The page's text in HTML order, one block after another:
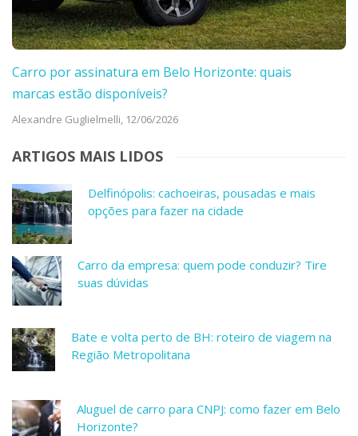
Carro por assinatura em Belo Horizonte: quais
marcas estão disponíveis?
Alexandre Guglielmelli, 12/06/2026
ARTIGOS MAIS LIDOS
Delfinópolis: cachoeiras, pousadas e mais
opções para fazer na cidade
Carro da empresa: quem pode conduzir? Tire
suas dúvidas
Bate e volta perto de BH: roteiro de viagem na
Região Metropolitana
Aluguel de carro para CNPJ: como fazer em Belo
Horizonte?